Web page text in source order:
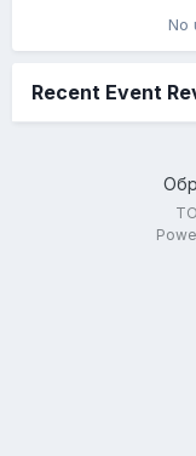
No
Recent Event